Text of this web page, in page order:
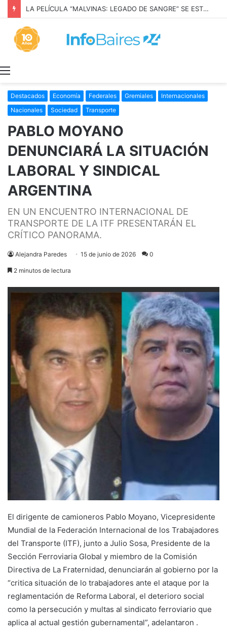
LA PELÍCULA “MALVINAS: LEGADO DE SANGRE” SE ESTRENARÁ EN PRIME VIDEO
Destacados Economía Federales Gremiales
Internacionales
Nacionales
Sociedad Transporte
PABLO MOYANO
DENUNCIARÁ LA SITUACIÓN
LABORAL Y SINDICAL
ARGENTINA
EN UN ENCUENTRO INTERNACIONAL DE
TRANSPORTE DE LA ITF PRESENTARÁN EL
CRÍTICO PANORAMA.
Alejandra Paredes 15 de junio de 2026 0
2 minutos de lectura
El dirigente de camioneros Pablo Moyano, Vicepresidente
Mundial de la Federación Internacional de los Trabajadores
del Transporte (ITF), junto a Julio Sosa, Presidente de la
Sección Ferroviaria Global y miembro de la Comisión
Directiva de La Fraternidad, denunciarán al gobierno por la
“critica situación de lo trabajadores ante el ataque por la
reglamentación de Reforma Laboral, el deterioro social
como la persecución y multas al sindicato ferroviario que
aplica al actual gestión gubernamental”, adelantaron .